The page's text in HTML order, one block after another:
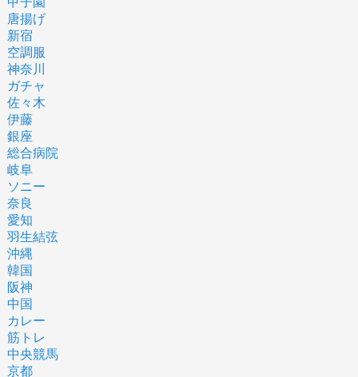
唐揚げ
新宿
空調服
神奈川
ガチャ
佐々木
伊藤
銀座
総合病院
岐阜
ソニー
奈良
愛知
羽生結弦
沖縄
韓国
阪神
中国
カレー
筋トレ
中央競馬
京都